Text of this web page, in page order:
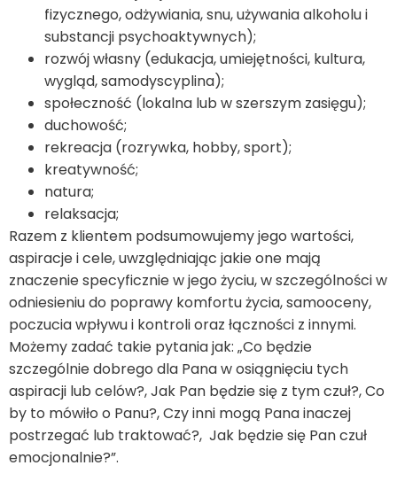
fizycznego, odżywiania, snu, używania alkoholu i
substancji psychoaktywnych);
rozwój własny (edukacja, umiejętności, kultura,
wygląd, samodyscyplina);
społeczność (lokalna lub w szerszym zasięgu);
duchowość;
rekreacja (rozrywka, hobby, sport);
kreatywność;
natura;
relaksacja;
Razem z klientem podsumowujemy jego wartości,
aspiracje i cele, uwzględniając jakie one mają
znaczenie specyficznie w jego życiu, w szczególności w
odniesieniu do poprawy komfortu życia, samooceny,
poczucia wpływu i kontroli oraz łączności z innymi.
Możemy zadać takie pytania jak: „Co będzie
szczególnie dobrego dla Pana w osiągnięciu tych
aspiracji lub celów?, Jak Pan będzie się z tym czuł?, Co
by to mówiło o Panu?, Czy inni mogą Pana inaczej
postrzegać lub traktować?, Jak będzie się Pan czuł
emocjonalnie?”.